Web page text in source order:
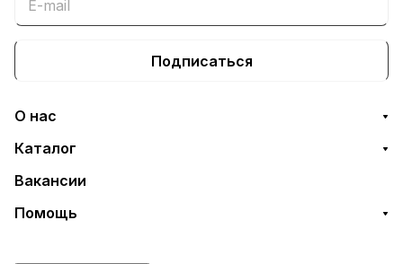
Подписаться
О нас
Каталог
Вакансии
Помощь